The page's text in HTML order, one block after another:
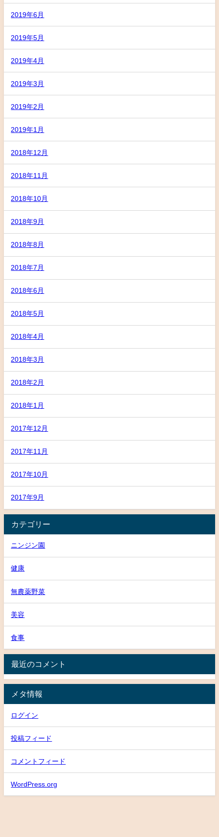
2019年6月
2019年5月
2019年4月
2019年3月
2019年2月
2019年1月
2018年12月
2018年11月
2018年10月
2018年9月
2018年8月
2018年7月
2018年6月
2018年5月
2018年4月
2018年3月
2018年2月
2018年1月
2017年12月
2017年11月
2017年10月
2017年9月
カテゴリー
ニンジン園
健康
無農薬野菜
美容
食事
最近のコメント
メタ情報
ログイン
投稿フィード
コメントフィード
WordPress.org